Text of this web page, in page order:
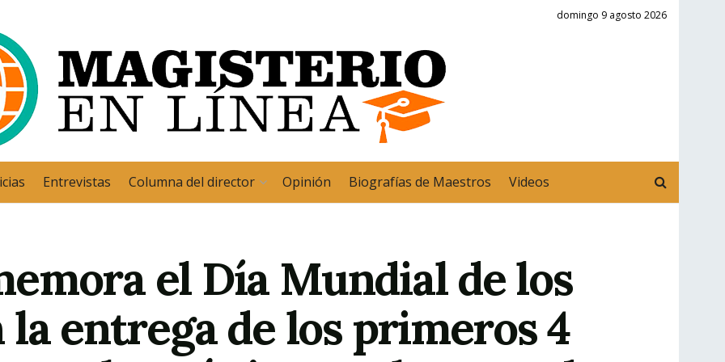
domingo 9 agosto 2026
Entrevistas Columna del director Opinión Biografías de Maestros Videos
el Día Mundial de los
entrega de los primeros 4